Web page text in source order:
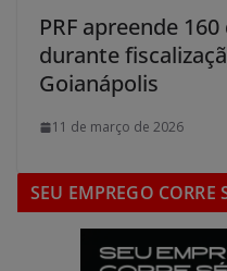
PRF apreende
durante
Goianápolis
11 de março de 2026
SEU EMPREGO CORRE